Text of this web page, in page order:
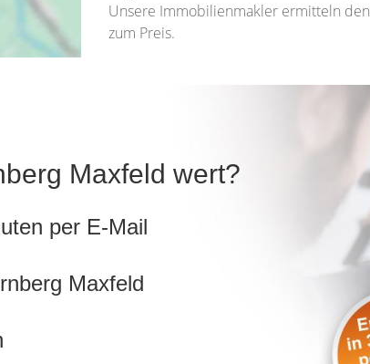
Unsere Immobilienmakler ermitteln den
zum Preis.
Maxfeld wert?
per E-Mail
Maxfeld